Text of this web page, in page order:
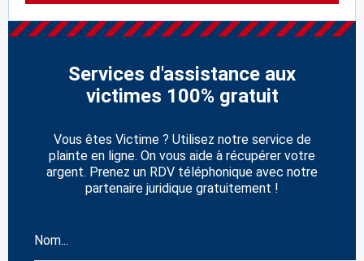
Services d'assistance aux
victimes 100% gratuit
Vous êtes Victime ? Utilisez notre service de
plainte en ligne. On vous aide à récupérer votre
argent. Prenez un RDV téléphonique avec notre
partenaire juridique gratuitement !